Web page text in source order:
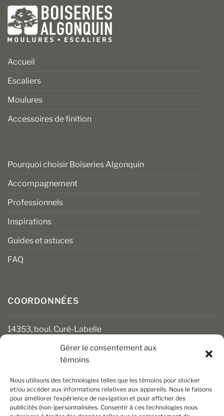
Gérer le consentement aux
témoins
Nous utilisons des technologies telles que les témoins pour stocker
et/ou accéder aux informations relatives aux appareils. Nous le faisons
pour améliorer l’expérience de navigation et pour afficher des
publicités (non-)personnalisées. Consentir à ces technologies nous
Accueil
Escaliers
Moulures
Accessoires de finition
Pourquoi choisir Boiseries Algonquin
Accompagnement
Professionnels
Inspirations
Guides et astuces
FAQ
COORDONNÉES
14353, boul. Curé-Labelle
clients@boiseriesalgonquin.com
HEURES D’OUVERTURE